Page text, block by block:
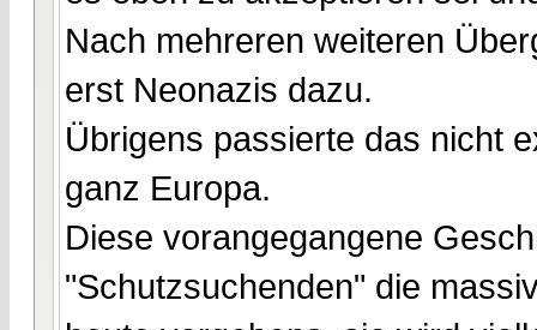
Nach mehreren weiteren
erst Neonazis dazu.
Übrigens passierte das nicht
ganz Europa.
Diese vorangegangene
"Schutzsuchenden" die